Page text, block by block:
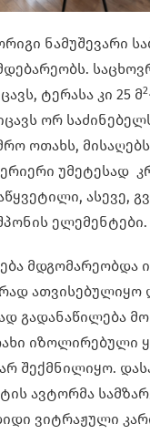
ნამუშევარი
ტერასა კი 25 მ2
ორ
ოთახს,
უმეტესად
ასევე,
ელემენტები.
მდგომარეობდა
ათვისებულიყო
გადანაწილება
იზოლირებული
შექმნილიყო.
ავტორმა
ვიტრაჟული